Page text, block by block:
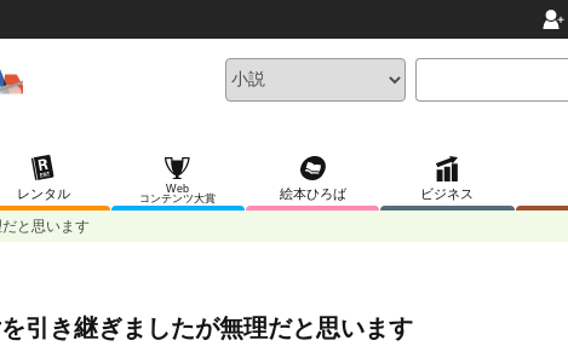
レンタル
Web
コンテンツ大賞
絵本ひろば ビジネス
と思います
引き継ぎましたが無理だと思います